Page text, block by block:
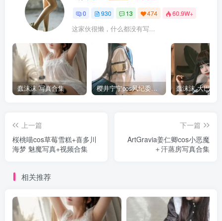
0 930 13 474 60.9W+
这家伙很懒，什么都没有写...
蠢沫沫 写真合集 樱井宁宁cos风纪委员写真套图
上一篇
桜桃喵cos草莓雪糕+喜多川
海梦 魅魔写真+视频合集
下一篇
ArtGravia姜仁卿cos小恶魔
＋汗蒸房写真合集
相关推荐